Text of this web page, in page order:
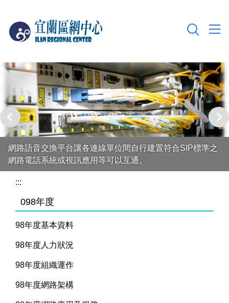
主
容
網路語音交換平台讓各連線單位間自行建置符合SIP標準之
網路電話系統或視訊應用等可以互通。
:::
098年度
98年度基本資料
98年度人力狀況
98年度組織運作
98年度網路架構